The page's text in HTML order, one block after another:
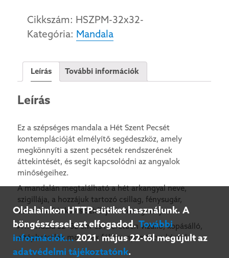
Pecsét
Angyali
mennyiség
Cikkszám: HSZPM-32x32-
Kategória: Mandala
Leírás További információk
Leírás
Ez a szépséges mandala a Hét Szent Pecsét
kontemplációját elmélyítő segédeszköz, amely
megkönnyíti a szent pecsétek rendszerének
áttekintését, és segít kapcsolódni az angyalok
minőségeihez.
A mandalán megtalálható a hét arkangyal neve,
szigillája, a hozzájuk tartozó csillag, fénysugár,
valamint Génkulcs Szidhije és hexagramja.
A mandala 32×32 cm-es méretben vízálló, kopásálló,
eltéphetetlen monotex fóliára nyomtatva készül.
Oldalainkon HTTP-sütiket használunk. A
böngészéssel ezt elfogadod.További
információk...2021. május 22-től megújult az
adatvédelmi tájékoztatónk.